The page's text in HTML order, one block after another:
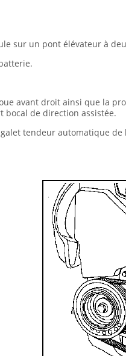
sur un pont élévateur à
avant droit ainsi que la
bocal de direction assistée.
tendeur automatique